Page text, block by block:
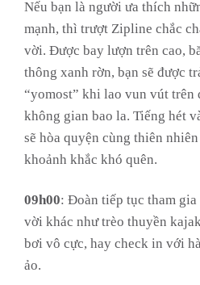
Nếu bạn là người ưa thích
mạnh, thì trượt Zipline chắc
vời. Được bay lượn trên cao,
thông xanh rờn, bạn sẽ được
“yomost” khi lao vun vút trên
không gian bao la. Tiếng hét
sẽ hòa quyện cùng thiên
khoảnh khắc khó quên.
09h00: Đoàn tiếp tục tham
vời khác như trèo thuyền
bơi vô cực, hay check in với
ảo.